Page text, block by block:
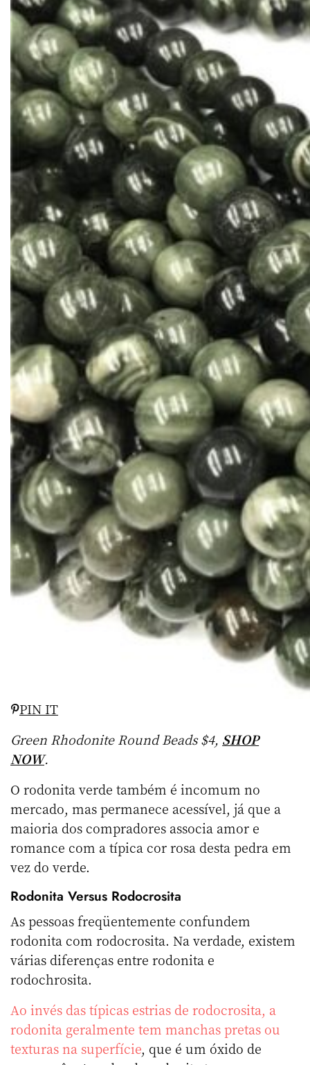
PIN IT
Green Rhodonite Round Beads $4, SHOP
NOW.
O rodonita verde também é incomum no
mercado, mas permanece acessível, já que a
maioria dos compradores associa amor e
romance com a típica cor rosa desta pedra em
vez do verde.
Rodonita Versus Rodocrosita
As pessoas freqüentemente confundem
rodonita com rodocrosita. Na verdade, existem
várias diferenças entre rodonita e
rodochrosita.
Ao invés das típicas estrias de rodocrosita, a
rodonita geralmente tem manchas pretas ou
texturas na superfície, que é um óxido de